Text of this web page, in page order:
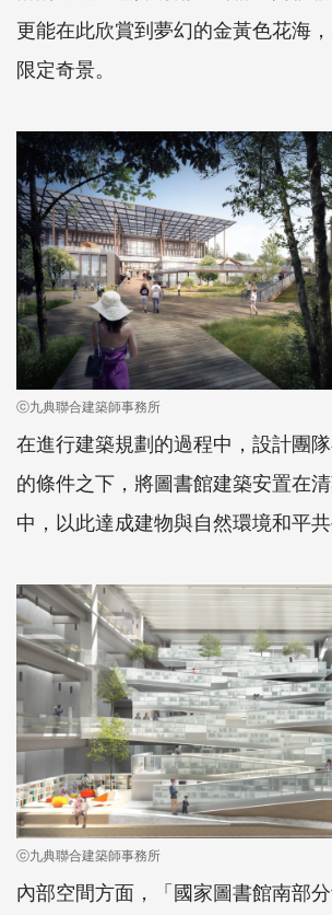
更能在此欣賞到夢幻的金黃色花海
限定奇景。
ⓒ九典聯合建築師事務所
在進行建築規劃的過程中，設計團
的條件之下，將圖書館建築安置在
中，以此達成建物與自然環境和平共
ⓒ九典聯合建築師事務所
內部空間方面，「國家圖書館南部分